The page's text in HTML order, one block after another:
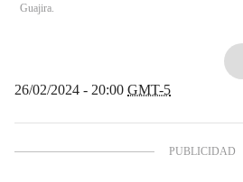
Guajira.
26/02/2024 - 20:00 GMT-5